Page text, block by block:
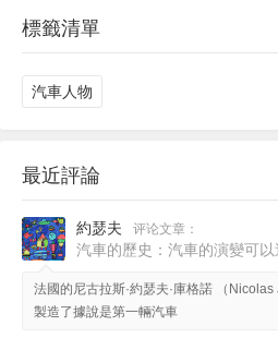
標籤清單
汽車人物
最近評論
約瑟夫 评论文章：
汽車的歷史：汽車的演變可
法國的尼古拉斯·約瑟夫·庫格諾 （
製造了據說是第一輛汽車